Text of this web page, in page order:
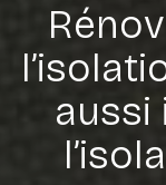
aussi